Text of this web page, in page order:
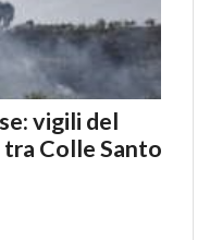
vigili del
Colle Santo